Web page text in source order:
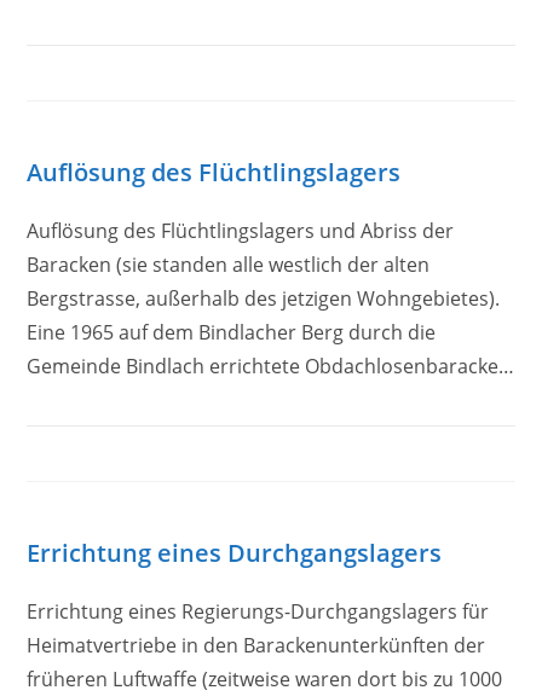
Auflösung des Flüchtlingslagers
Auflösung des Flüchtlingslagers und Abriss der
Baracken (sie standen alle westlich der alten
Bergstrasse, außerhalb des jetzigen Wohngebietes).
Eine 1965 auf dem Bindlacher Berg durch die
Gemeinde Bindlach errichtete Obdachlosenbaracke…
Errichtung eines Durchgangslagers
Errichtung eines Regierungs-Durchgangslagers für
Heimatvertriebe in den Barackenunterkünften der
früheren Luftwaffe (zeitweise waren dort bis zu 1000